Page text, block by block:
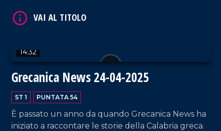
all'Area Grecanica.
14:32
Grecanica News 24-04-2025
ST 1 PUNTATA 54
È passato un anno da quando Grecanica News ha
iniziato a raccontare le storie della Calabria greca.
VAI AL TITOLO